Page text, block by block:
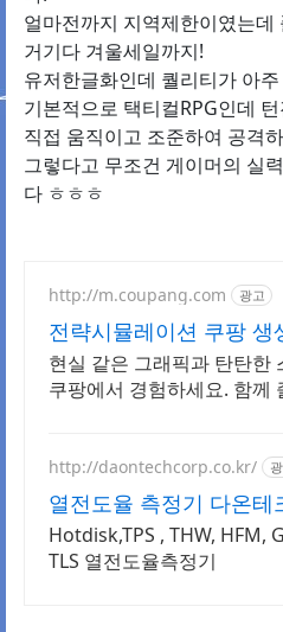
얼마전까지 지역제한이였는데
거기다 겨울세일까지!
유저한글화인데 퀄리티가 아
기본적으로 택티컬RPG인데
직접 움직이고 조준하여 공격
그렇다고 무조건 게이머의 실
다 ㅎㅎㅎ
http://m.coupang.com 광고
전략시뮬레이션 쿠팡 생
현실 같은 그래픽과 탄탄한
쿠팡에서 경험하세요. 함께
http://daontechcorp.co.kr/
열전도율 측정기 다온테
Hotdisk,TPS , THW, HFM,
TLS 열전도율측정기